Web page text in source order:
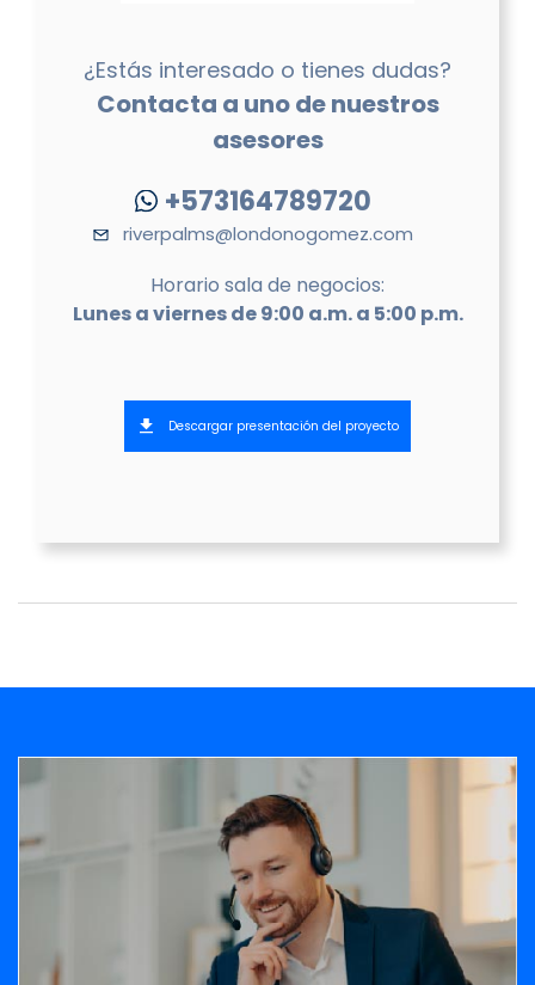
¿Estás interesado o tienes dudas?
Contacta a uno de nuestros
asesores
+573164789720
riverpalms@londonogomez.com
Horario sala de negocios:
Lunes a viernes de 9:00 a.m. a 5:00 p.m.
Descargar presentación del proyecto